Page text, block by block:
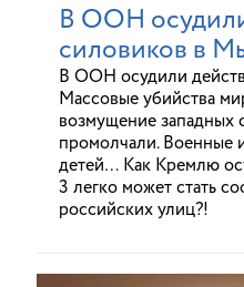
В ООН
силовиков в
В ООН осудили
Массовые убийства
возмущение западных
промолчали. Военные
детей… Как Кремлю
3 легко может стать
российских улиц?!